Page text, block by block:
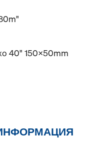
40" 150x50mm